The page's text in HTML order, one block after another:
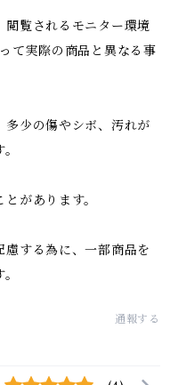
覧されるモニター環境
て実際の商品と異なる事
少の傷やシボ、汚れが
があります。
する為に、一部商品を
通報する